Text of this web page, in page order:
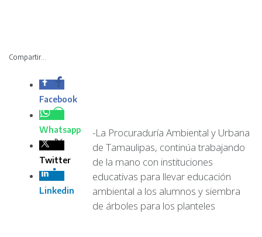
Compartir...
Facebook
Whatsapp
Twitter
Linkedin
-La Procuraduría Ambiental y Urbana
de Tamaulipas, continúa trabajando
de la mano con instituciones
educativas para llevar educación
ambiental a los alumnos y siembra
de árboles para los planteles